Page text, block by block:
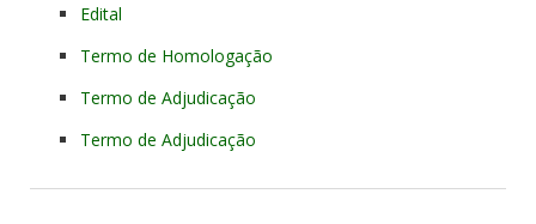
Edital
Termo de Homologação
Termo de Adjudicação
Termo de Adjudicação